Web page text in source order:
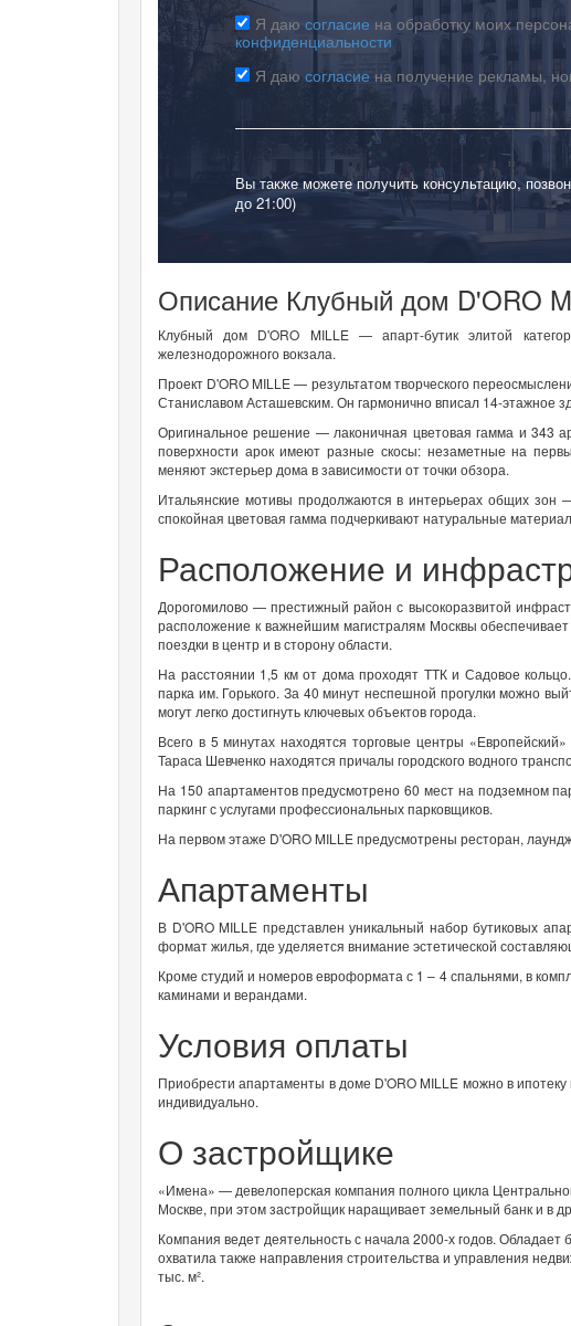
Я даю согласие на обработку моих
конфиденциальности
Я даю согласие на получение рекламы,
Вы также можете получить консультацию,
до 21:00)
Описание Клубный дом D'ORO
Клубный дом D'ORO MILLE — апарт-бутик элитой
железнодорожного вокзала.
Проект D'ORO MILLE — результатом творческого
Станиславом Асташевским. Он гармонично вписал 14-этажное
Оригинальное решение — лаконичная цветовая гамма и 343
поверхности арок имеют разные скосы: незаметные на
меняют экстерьер дома в зависимости от точки обзора.
Итальянские мотивы продолжаются в интерьерах общих
спокойная цветовая гамма подчеркивают натуральные
Расположение и
Дорогомилово — престижный район с высокоразвитой
расположение к важнейшим магистралям Москвы
поездки в центр и в сторону области.
На расстоянии 1,5 км от дома проходят ТТК и Садовое
парка им. Горького. За 40 минут неспешной прогулки можно
могут легко достигнуть ключевых объектов города.
Всего в 5 минутах находятся торговые центры
Тараса Шевченко находятся причалы городского водного
На 150 апартаментов предусмотрено 60 мест на подземном
паркинг с услугами профессиональных парковщиков.
На первом этаже D'ORO MILLE предусмотрены ресторан,
Апартаменты
В D'ORO MILLE представлен уникальный набор бутиковых
формат жилья, где уделяется внимание эстетической
Кроме студий и номеров евроформата с 1 – 4 спальнями, в
каминами и верандами.
Условия оплаты
Приобрести апартаменты в доме D'ORO MILLE можно в
индивидуально.
О застройщике
«Имена» — девелоперская компания полного цикла
Москве, при этом застройщик наращивает земельный банк и в
Компания ведет деятельность с начала 2000-х годов.
охватила также направления строительства и управления
тыс. м².